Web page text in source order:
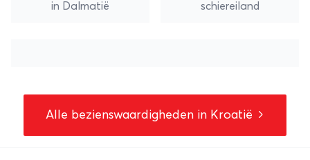
in Dalmatië
schiereiland
Alle bezienswaardigheden in Kroatië